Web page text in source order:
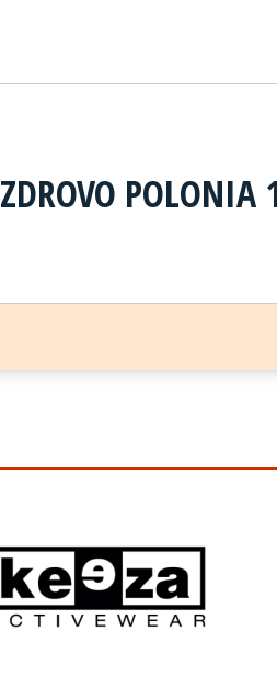
ZDROVO POLONIA